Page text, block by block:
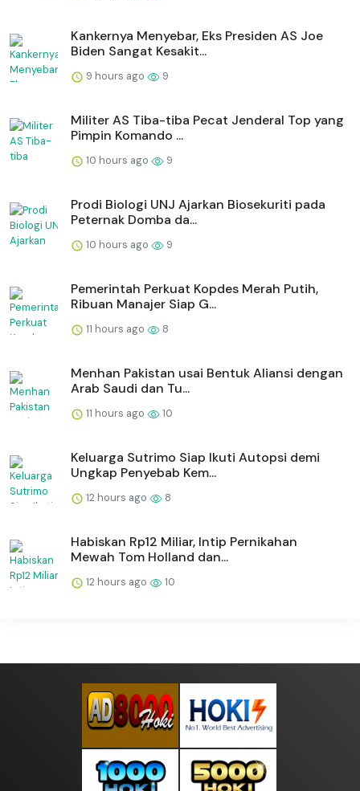
Kankernya Menyebar, Eks Presiden AS Joe
Biden Sangat Kesakit...
9 hours ago 9
Militer AS Tiba-tiba Pecat Jenderal Top yang
Pimpin Komando ...
10 hours ago 9
Prodi Biologi UNJ Ajarkan Biosekuriti pada
Peternak Domba da...
10 hours ago 9
Pemerintah Perkuat Kopdes Merah Putih,
Ribuan Manajer Siap G...
11 hours ago 8
Menhan Pakistan usai Bentuk Aliansi dengan
Arab Saudi dan Tu...
11 hours ago 10
Keluarga Sutrimo Siap Ikuti Autopsi demi
Ungkap Penyebab Kem...
12 hours ago 8
Habiskan Rp12 Miliar, Intip Pernikahan
Mewah Tom Holland dan...
12 hours ago 10